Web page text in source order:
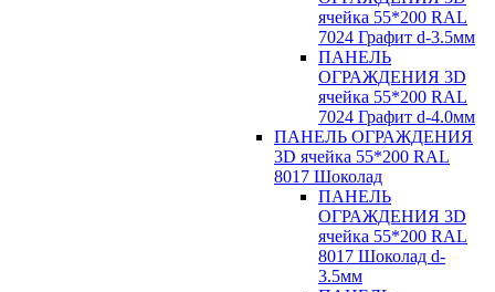
ячейка 55*200 RAL
7024 Графит d-3.5мм
ПАНЕЛЬ
ОГРАЖДЕНИЯ 3D
ячейка 55*200 RAL
7024 Графит d-4.0мм
ПАНЕЛЬ ОГРАЖДЕНИЯ
3D ячейка 55*200 RAL
8017 Шоколад
ПАНЕЛЬ
ОГРАЖДЕНИЯ 3D
ячейка 55*200 RAL
8017 Шоколад d-
3.5мм